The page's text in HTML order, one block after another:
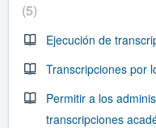
5
Ejecución de
Transcripciones por
Permitir a los
transcripciones